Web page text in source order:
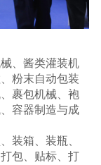
、酱类灌装机
粉末自动包装
裹包机械、袍
容器制造与成
装箱、装瓶、
包、贴标、打